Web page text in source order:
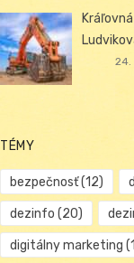
24.
TÉMY
bezpečnosť(12)
dezinfo (20)
digitálny marketing